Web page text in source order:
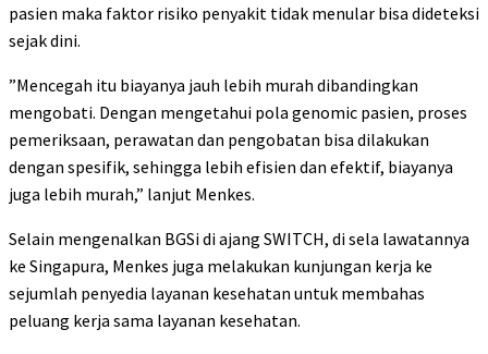
pasien maka faktor risiko penyakit tidak menular bisa dideteksi
sejak dini.
”Mencegah itu biayanya jauh lebih murah dibandingkan
mengobati. Dengan mengetahui pola genomic pasien, proses
pemeriksaan, perawatan dan pengobatan bisa dilakukan
dengan spesifik, sehingga lebih efisien dan efektif, biayanya
juga lebih murah,” lanjut Menkes.
Selain mengenalkan BGSi di ajang SWITCH, di sela lawatannya
ke Singapura, Menkes juga melakukan kunjungan kerja ke
sejumlah penyedia layanan kesehatan untuk membahas
peluang kerja sama layanan kesehatan.